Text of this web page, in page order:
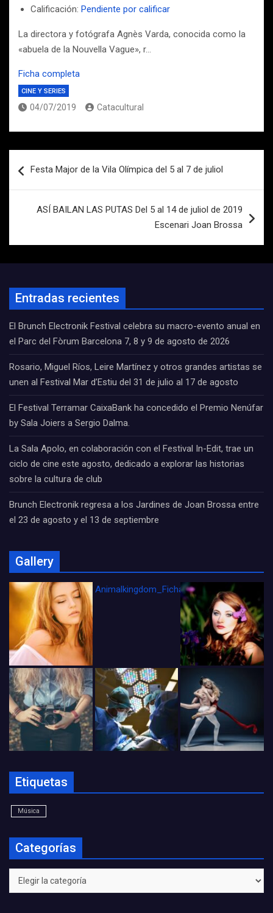
Calificación: Pendiente por calificar
La directora y fotógrafa Agnès Varda, conocida como la
«abuela de la Nouvella Vague», r…
Ficha completa
CINE Y SERIES
04/07/2019 Catacultural
de
Festa Major de la Vila Olímpica del 5 al 7 de juliol
ASÍ BAILAN LAS PUTAS Del 5 al 14 de juliol de 2019
Escenari Joan Brossa
Entradas recientes
El Brunch Electronik Festival celebra su macro-evento anual en
el Parc del Fòrum Barcelona 7, 8 y 9 de agosto de 2026
Rosario, Miguel Ríos, Leire Martínez y otros grandes artistas se
unen al Festival Mar d’Estiu del 31 de julio al 17 de agosto
El Festival Terramar CaixaBank ha concedido el Premio Nenúfar
by Sala Joiers a Sergio Dalma.
La Sala Apolo, en colaboración con el Festival In-Edit, trae un
ciclo de cine este agosto, dedicado a explorar las historias
sobre la cultura de club
Brunch Electronik regresa a los Jardines de Joan Brossa entre
el 23 de agosto y el 13 de septiembre
Gallery
Animalkingdom_FichaCine
Etiquetas
Música
Categorías
Categorías